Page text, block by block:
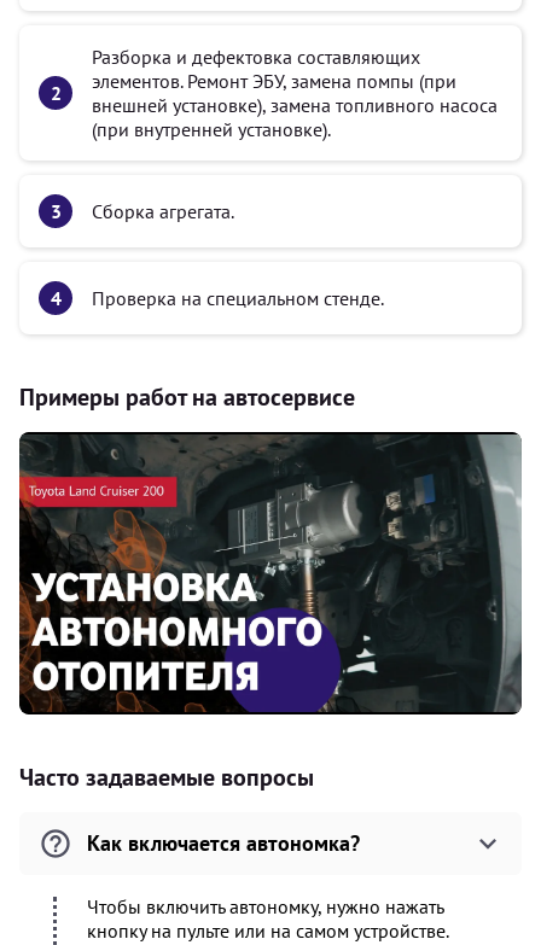
Разборка и дефектовка составляющих
элементов. Ремонт ЭБУ, замена помпы (при
внешней установке), замена топливного насоса
(при внутренней установке).
Сборка агрегата.
Проверка на специальном стенде.
Примеры работ на автосервисе
Часто задаваемые вопросы
Как включается автономка?
Чтобы включить автономку, нужно нажать
кнопку на пульте или на самом устройстве.